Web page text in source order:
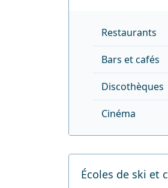
Restaurants
Bars et cafés
Discothèques
Cinéma
Écoles de ski et